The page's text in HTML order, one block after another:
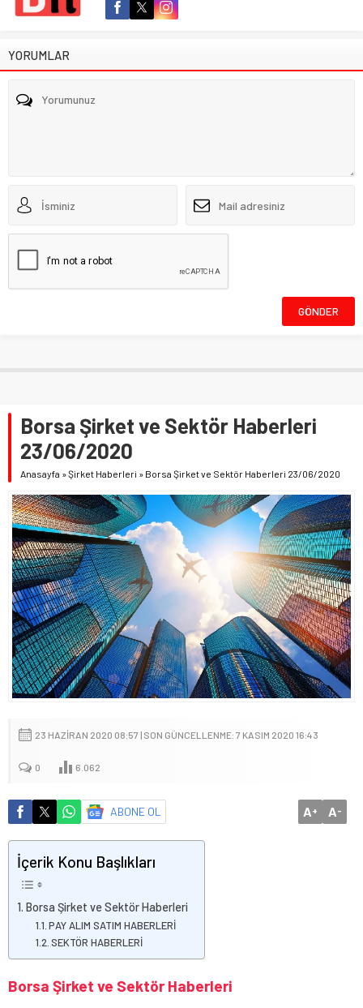
YORUMLAR
Borsa Şirket ve Sektör Haberleri
23/06/2020
Anasayfa »Şirket Haberleri » Borsa Şirket ve Sektör Haberleri 23/06/2020
23 HAZIRAN 2020 08:57 | SON GÜNCELLENME: 7 KASIM 2020 16:43
0 6.062
ABONE OL A+ A-
İçerik Konu Başlıkları
Borsa Şirket ve Sektör Haberleri
PAY ALIM SATIM HABERLERİ
SEKTÖR HABERLERİ
Borsa Şirket ve Sektör Haberleri